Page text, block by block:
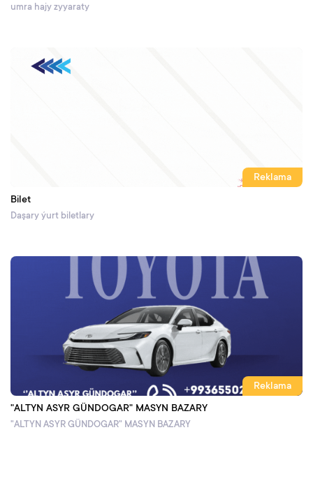
umra hajy zyyaraty
Reklama
Bilet
Daşary ýurt biletlary
Reklama
"ALTYN ASYR GÜNDOGAR" MASYN BAZARY
"ALTYN ASYR GÜNDOGAR" MASYN BAZARY